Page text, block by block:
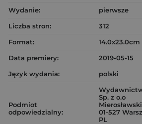
Wydanie:
pierwsze
Liczba stron:
312
Format:
14.0x23.0cm
Data premiery:
2019-05-15
Język wydania:
polski
Podmiot
odpowiedzialny:
Sp. z o.o
01-527
PL